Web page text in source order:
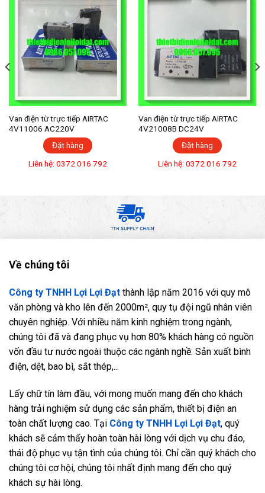
Van điện từ trực tiếp AIRTAC
4V11006 AC220V
Đặt hàng
Liên hệ: 0372 016 792
Van điện từ trực tiếp AIRTAC
4V21008B DC24V
Đặt hàng
Liên hệ: 0372 016 792
Về chúng tôi
Công ty TNHH Lợi Lợi Đạt thành lập năm 2016 với quy mô
văn phòng và kho lên đến 2000m², quy tụ đội ngũ nhân viên
chuyên nghiệp. Với nhiều năm kinh nghiệm trong ngành,
chúng tôi đã và đang phục vụ hơn 80% khách hàng có nguồn
vốn đầu tư nước ngoài thuộc các ngành nghề: Sản xuất bình
điện, dệt, bao bì, sắt thép,...
Lấy chữ tín làm đầu, với mong muốn mang đến cho khách
hàng trải nghiệm sử dụng các sản phẩm, thiết bị điện an
toàn chất lượng cao. Tại Công ty TNHH Lợi Lợi Đạt, quý
khách sẽ cảm thấy hoàn toàn hài lòng với dịch vụ chu đáo,
thái độ phục vụ tận tình của chúng tôi. Chỉ cần quý khách cho
chúng tôi cơ hội, chúng tôi nhất định mang đến cho quý
khách sự hài lòng.